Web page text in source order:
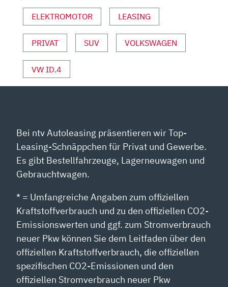
|
AUTO
SPORT“
VON
YOUTUBE
ELEKTROMOTOR LEASING
PRIVAT SUV VOLKSWAGEN
VW ID.4
Bei ntv Autoleasing präsentieren wir Top-
Leasing-Schnäppchen für Privat und Gewerbe.
Es gibt Bestellfahrzeuge, Lagerneuwagen und
Gebrauchtwagen.
* = Umfangreiche Angaben zum offiziellen
Kraftstoffverbrauch und zu den offiziellen CO2-
Emissionswerten und ggf. zum Stromverbrauch
neuer Pkw können Sie dem Leitfaden über den
offiziellen Kraftstoffverbrauch, die offiziellen
spezifischen CO2-Emissionen und den
offiziellen Stromverbrauch neuer Pkw